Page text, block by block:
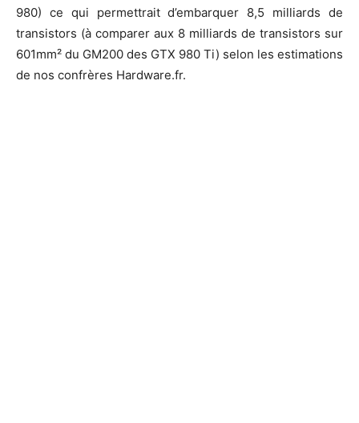
980) ce qui permettrait d’embarquer 8,5 milliards de
transistors (à comparer aux 8 milliards de transistors sur
601mm² du GM200 des GTX 980 Ti) selon les estimations
de nos confrères Hardware.fr.